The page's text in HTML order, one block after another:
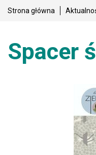
Strona główna
Spacer